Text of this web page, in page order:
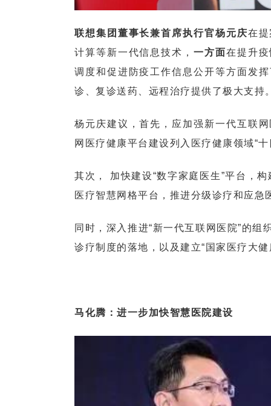
联想集团董事长兼首席执行官杨元庆在
计算等新一代信息技术，一方面在提升
调度和促进防疫工作信息公开等方面发
诊、复诊送药、远程治疗提供了极大支持
杨元庆建议，首先，应加强新一代互联
网医疗健康平台建设列入医疗健康领域“
其次， 加快建设“数字家庭医生”平台，
医疗智慧网格平台，推进分级诊疗和应急
同时，深入推进“新一代互联网医院”的
诊疗制度的落地，以及建立“国家医疗大
马化腾：进一步加快智慧医院建设